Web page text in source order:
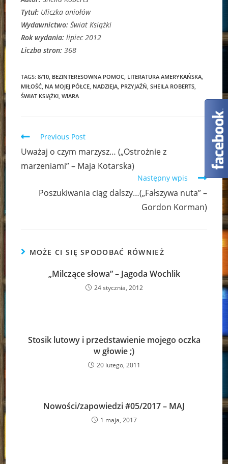
Tytuł: Uliczka aniołów
Wydawnictwo:Świat Książki
Rok wydania:lipiec 2012
Liczba stron:368
TAGS:8/10 BEZINTERESOWNA POMOC LITERATURA AMERYKAŃSKA
MIŁOŚĆ NA MOJEJ PÓŁCE NADZIEJA PRZYJAŹŃ SHEILA ROBERTS
ŚWIAT KSIĄŻKI WIARA
Read
articles
Previous Post
Uważaj o czym marzysz… („Ostrożnie z
marzeniami” – Maja Kotarska)
Następny wpis
Poszukiwania ciąg dalszy…(„Fałszywa nuta” –
Gordon Korman)
MOŻE CI SIĘ SPODOBAĆ RÓWNIEŻ
„Milczące słowa” – Jagoda Wochlik
24 stycznia, 2012
Stosik lutowy i przedstawienie mojego oczka
w głowie ;)
20 lutego, 2011
Nowości/zapowiedzi #05/2017 – MAJ
1 maja, 2017